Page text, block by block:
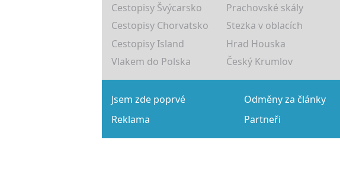
Cestopisy Švýcarsko Prachovské skály
Cestopisy Chorvatsko
Stezka v oblacích
Cestopisy Island
Hrad Houska
Vlakem do Polska
Český Krumlov
Jsem zde poprvé Odměny za články
Reklama
Partneři